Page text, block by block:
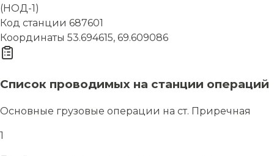
(НОД-1)
Код станции 687601
Координаты 53.694615, 69.609086
Список проводимых на станции операций
Основные грузовые операции на ст. Приречная
1